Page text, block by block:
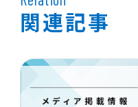
関連記事